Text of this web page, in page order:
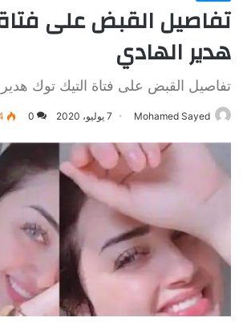
تفاصيل القبض على
هدير الهادي
تفاصيل القبض على فتاة التيك توك هدير
Mohamed Sayed 7 يوليو، 2020 0